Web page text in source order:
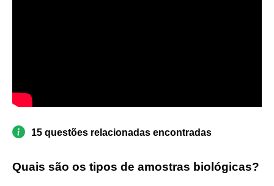
15 questões relacionadas encontradas
Quais são os tipos de amostras biológicas?